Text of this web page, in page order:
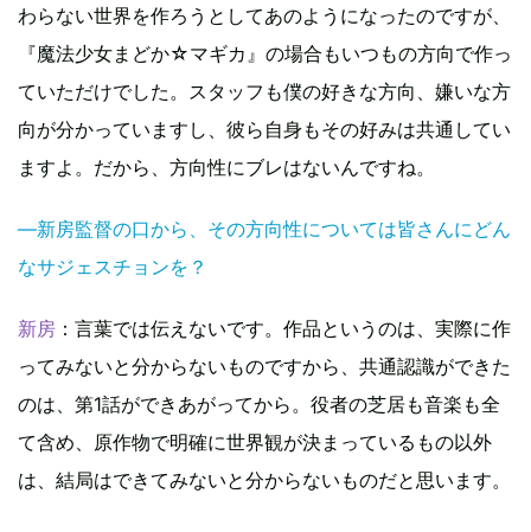
わらない世界を作ろうとしてあのようになったのですが、
『魔法少女まどか☆マギカ』の場合もいつもの方向で作っ
ていただけでした。スタッフも僕の好きな方向、嫌いな方
向が分かっていますし、彼ら自身もその好みは共通してい
ますよ。だから、方向性にブレはないんですね。
―新房監督の口から、その方向性については皆さんにどん
なサジェスチョンを？
新房 ：言葉では伝えないです。作品というのは、実際に作
ってみないと分からないものですから、共通認識ができた
のは、第1話ができあがってから。役者の芝居も音楽も全
て含め、原作物で明確に世界観が決まっているもの以外
は、結局はできてみないと分からないものだと思います。